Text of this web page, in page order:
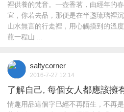
裡供養的梵音。一壺香茗，由經年的
宜，你若去品，那便是在半盞琉璃裡
山水無言的行走裡，用心觸摸到的溫
蘢一程山 ...
saltycorner
2016-7-27 12:14
了解自己, 每個女人都應該擁
情趣用品這個字巳經不再陌生，不再